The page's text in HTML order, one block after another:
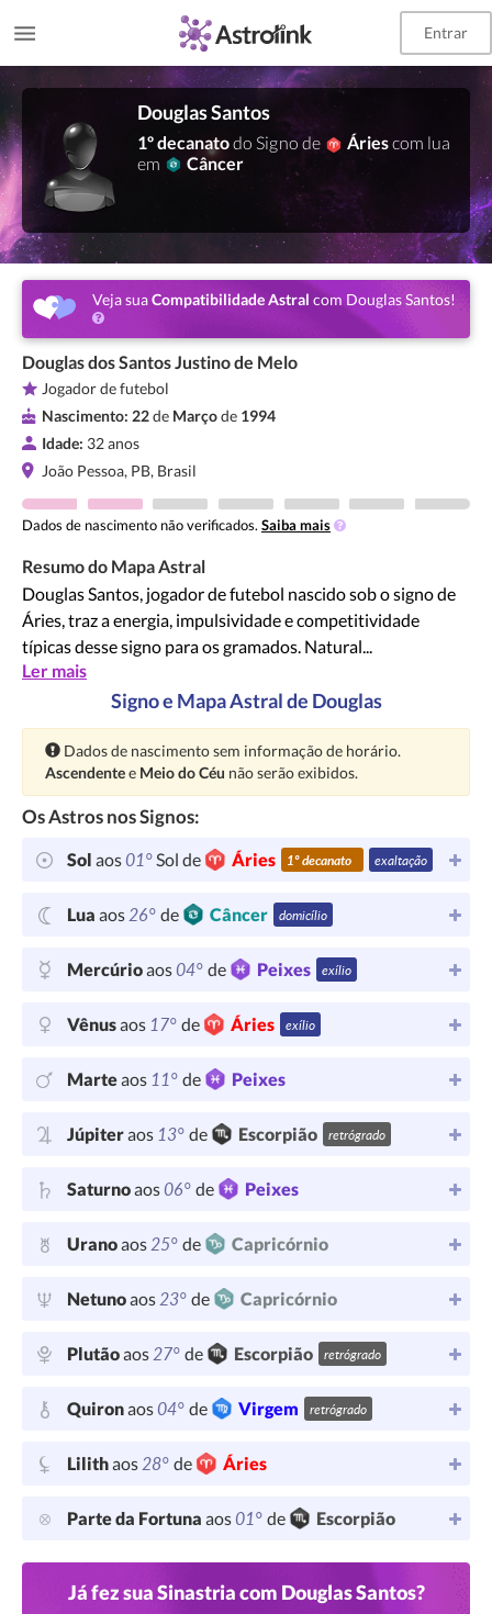
Entrar
Douglas Santos
1º decanatodo Signo de Áriescom lua
em
Câncer
Veja suaCompatibilidade Astral com Douglas Santos!
Douglas dos Santos Justino de Melo
Jogador de futebol
Nascimento: 22de Marçode 1994
Idade: 32 anos
João Pessoa, PB, Brasil
Dados de nascimento não verificados. Saiba mais
Resumo do Mapa Astral
Douglas Santos, jogador de futebol nascido sob o signo de
Áries, traz a energia, impulsividade e competitividade
típicas desse signo para os gramados. Natural...
Ler mais
Signo e Mapa Astral de Douglas
Atenção:
Dados de nascimento sem informação de horário.
Ascendentee Meio do Céu não serão exibidos.
Os Astros nos Signos:
Sol aos01°Sol de Áries 1º decanato exaltação
Lua aos26° de Câncer domicílio
Mercúrioaos04° de Peixes exílio
Vênusaos 17° de Áries exílio
Marteaos 11° de Peixes
Júpiteraos 13° de Escorpião retrógrado
Saturnoaos06° de Peixes
Uranoaos25° de Capricórnio
Netunoaos23° de Capricórnio
Plutãoaos27° de Escorpião retrógrado
Quironaos04° de Virgem retrógrado
Lilithaos28° de Áries
Parte da Fortuna aos01° de Escorpião
Já fez sua Sinastria com Douglas Santos?